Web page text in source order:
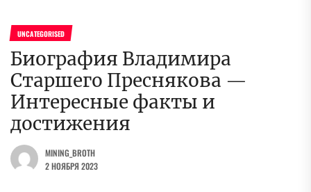
UNCATEGORISED
Биография Владимира
Старшего Преснякова —
Интересные факты и
достижения
MINING_BROTH
2 НОЯБРЯ 2023